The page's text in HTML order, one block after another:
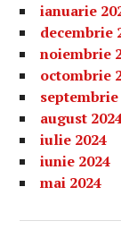
ianuarie
decembrie
noiembrie
octombrie
septembrie
august
iulie 2024
iunie 2024
mai 2024